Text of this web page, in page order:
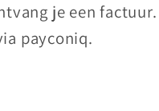
je een factuur.
payconiq.